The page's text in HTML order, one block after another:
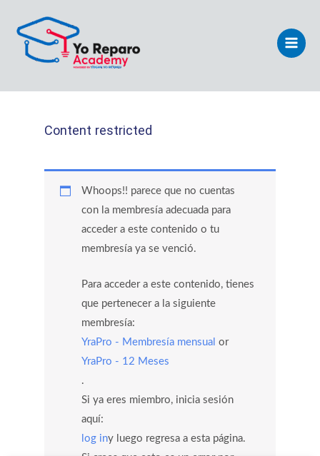
contenido
Menu
Content restricted
Whoops!! parece que no cuentas
con la membresía adecuada para
acceder a este contenido o tu
membresía ya se venció.
Para acceder a este contenido, tienes
que pertenecer a la siguiente
membresía:
YraPro - Membresía mensual or
YraPro - 12 Meses
.
Si ya eres miembro, inicia sesión
aquí:
log iny luego regresa a esta página.